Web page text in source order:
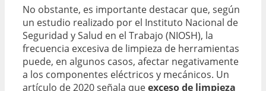
No obstante, es importante destacar que, según
un estudio realizado por el Instituto Nacional de
Seguridad y Salud en el Trabajo (NIOSH), la
frecuencia excesiva de limpieza de herramientas
puede, en algunos casos, afectar negativamente
a los componentes eléctricos y mecánicos. Un
artículo de 2020 señala queexceso de limpieza